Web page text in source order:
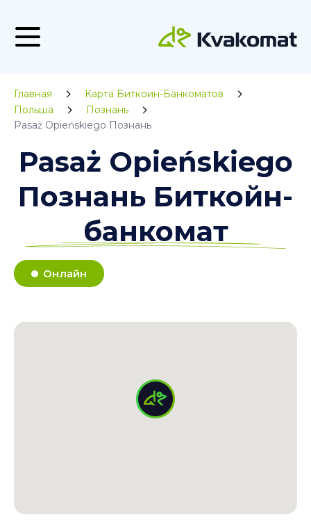
Главная
Карта Биткоин-Банкоматов
Польша
Познань
Pasaż Opieńskiego Познань
Pasaż Opieńskiego
Познань Биткойн-
банкомат
Онлайн